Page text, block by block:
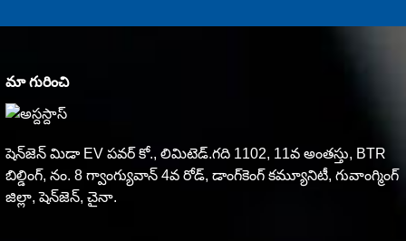
మా గురించి
షెన్‌జెన్ మిడా EV పవర్ కో., లిమిటెడ్.గది 1102, 11వ అంతస్తు, BTR
బిల్డింగ్, నం. 8 గ్వాంగ్యువాన్ 4వ రోడ్, డాంగ్‌కెంగ్ కమ్యూనిటీ, గువాంగ్మింగ్
జిల్లా, షెన్‌జెన్, చైనా.